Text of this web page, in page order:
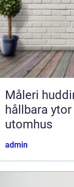
Måleri huddinge så
hållbara
utomhus
admin